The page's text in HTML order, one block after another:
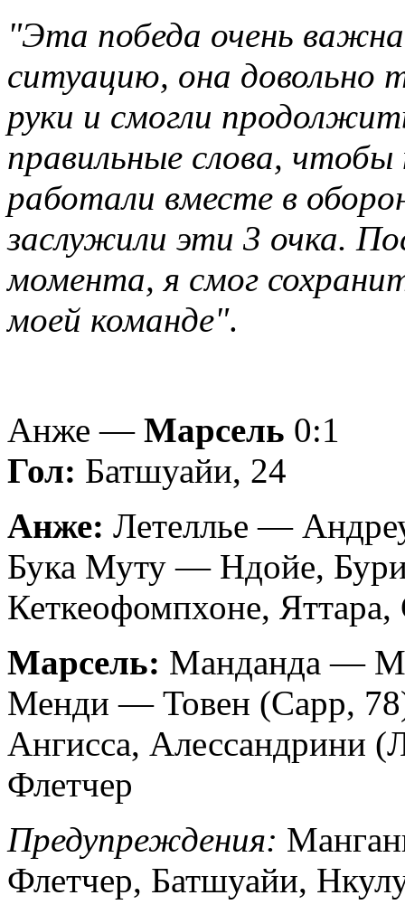
"Эта победа очень
ситуацию, она довольно
руки и смогли
правильные слова,
работали вместе в
заслужили эти 3 очка.
момента, я смог
моей команде".
Анже — Марсель 0:1
Гол: Батшуайи, 24
Анже: Летеллье —
Бука Муту — Ндойе,
Кеткеофомпхоне,
Марсель: Манданда —
Менди — Товен (Сарр,
Ангисса, Алессандрини
Флетчер
Предупреждения:
Флетчер, Батшуайи,